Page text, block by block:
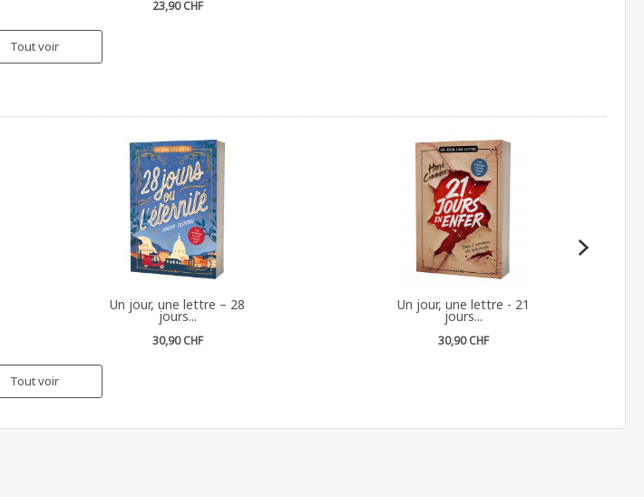
23,90 CHF
Tout voir
Un jour, une lettre – 28
jours...
30,90 CHF
Un jour, une lettre - 21
jours...
30,90 CHF
Tout voir